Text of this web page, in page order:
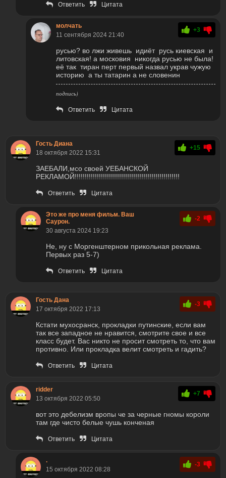
Ответить Цитата
молчать
11 сентября 2024 21:40
+3
русью? во лжи живешь идиёт русь киевская и
литовская! а московия никогда русью не была!
её так тиран перт первый назвал украв чужую
историю а ты татарин а не словенин
подпись)
Ответить Цитата
Гость Диана
18 октября 2022 15:31
+15
ЗАЕБАЛИ,мсо своей УЕБАНСКОЙ
РЕКЛАМОЙ!!!!!!!!!!!!!!!!!!!!!!!!!!!!!!!!!!!!!!!!!!!!!!!!!!!!
Ответить Цитата
Это же про меня фильм. Ваш
Саурон.
30 августа 2024 19:23
-2
Не, ну с Моргенштерном прикольная реклама.
Первых раз 5-7)
Ответить Цитата
Гость Дана
17 октября 2022 17:13
-3
Кстати мухосранск, прокладки путинские, если вам
так все западное не нравится, смотрите свое и все
класс будет. Вас никто не просит смотреть то, что вам
противно. Или прокладка велит смотреть и гадить?
Ответить Цитата
ridder
13 октября 2022 05:50
+7
вот это дебелизм вропы че за черные гномы короли
там где чисто белые чушь конченая
Ответить Цитата
.
15 октября 2022 08:28
-3